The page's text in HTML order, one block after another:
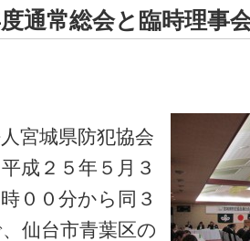
通常総会と臨時理事
宮城県防犯協会
成２５年５月３
００分から同３
仙台市青葉区の